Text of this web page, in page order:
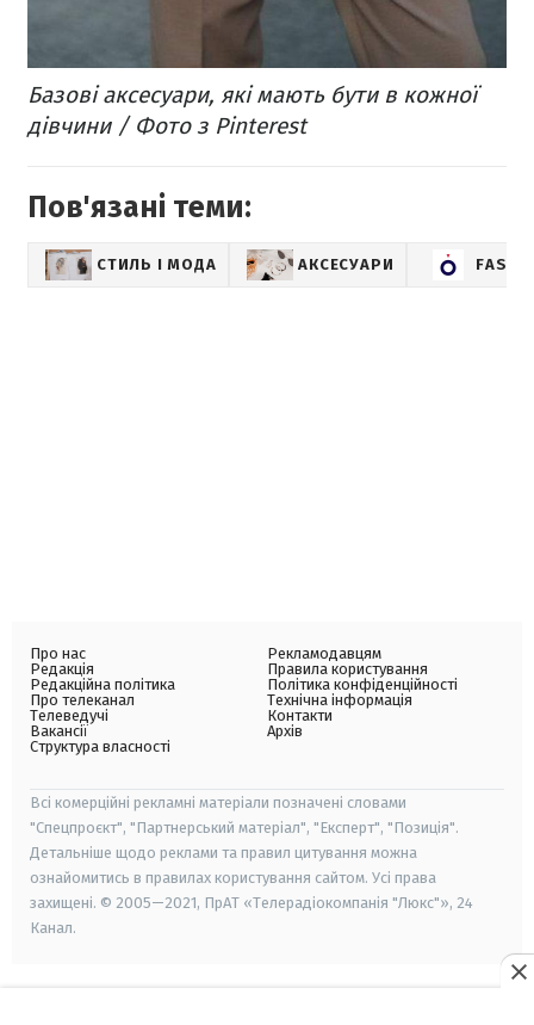
Базові аксесуари, які мають бути в кожної
дівчини / Фото з Pinterest
Пов'язані теми:
СТИЛЬ І МОДА АКСЕСУАРИ
Про нас
Редакція
Редакційна політика
Про телеканал
Телеведучі
Вакансії
Структура власності
Рекламодавцям
Правила користування
Політика конфіденційності
Технічна інформація
Контакти
Архів
Всі комерційні рекламні матеріали позначені словами
"Спецпроєкт", "Партнерський матеріал", "Експерт", "Позиція".
Детальніше щодо реклами та правил цитування можна
ознайомитись в правилах користування сайтом. Усі права
захищені. © 2005—2021, ПрАТ «Телерадіокомпанія "Люкс"», 24
Канал.